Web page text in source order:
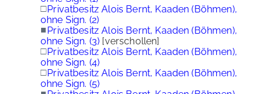
□Privatbesitz Alois Bernt, Kaaden (Böhmen),
ohne Sign. (2)
■Privatbesitz Alois Bernt, Kaaden (Böhmen),
ohne Sign. (3) [verschollen]
□Privatbesitz Alois Bernt, Kaaden (Böhmen),
ohne Sign. (4)
□Privatbesitz Alois Bernt, Kaaden (Böhmen),
ohne Sign. (5)